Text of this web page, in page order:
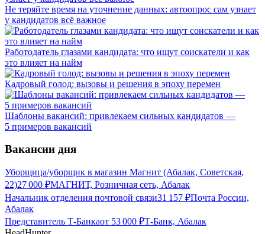
Не теряйте время на уточнение данных: автоопрос сам узнает
у кандидатов всё важное
Работодатель глазами кандидата: что ищут соискатели и как
это влияет на найм
Кадровый голод: вызовы и решения в эпоху перемен
Шаблоны вакансий: привлекаем сильных кандидатов —
5 примеров вакансий
Вакансии дня
Уборщица/уборщик в магазин Магнит (Абалак, Советская,
22)27 000 ₽МАГНИТ, Розничная сеть, Абалак
Начальник отделения почтовой связи31 157 ₽Почта России,
Абалак
Представитель Т-Банкаот 53 000 ₽Т-Банк, Абалак